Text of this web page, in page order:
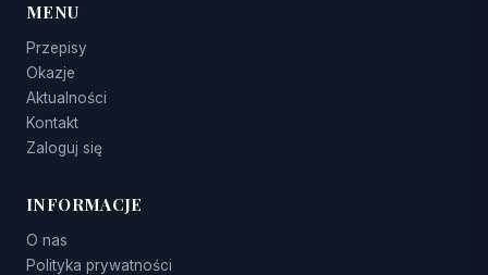
MENU
Przepisy
Okazje
Aktualności
Kontakt
Zaloguj się
INFORMACJE
O nas
Polityka prywatności